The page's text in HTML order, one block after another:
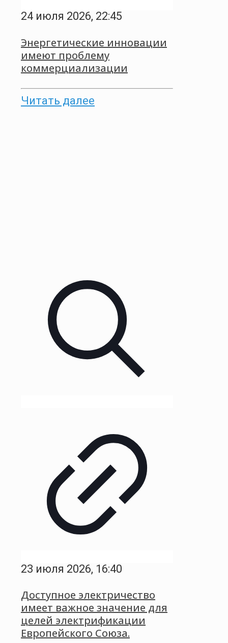
24 июля 2026, 22:45
Энергетические инновации
имеют проблему
коммерциализации
Читать далее
23 июля 2026, 16:40
Доступное электричество
имеет важное значение для
целей электрификации
Европейского Союза.